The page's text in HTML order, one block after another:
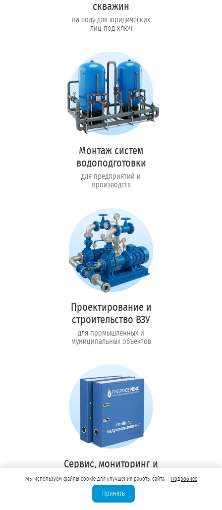
скважин
на воду для юридических
лиц под ключ
Монтаж систем
водоподготовки
для предприятий и
производств
Проектирование и
строительство ВЗУ
для промышленных и
муниципальных объектов
Сервис, мониторинг и
отчётность 1 год
в подарок при
оформлении лицензии
Мы используем файлы cookie для улучшения работы сайта Подробнее
Принять